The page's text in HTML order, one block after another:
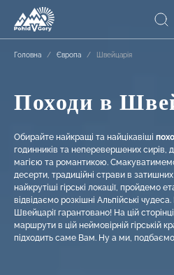
Головна / Європа / Швейцарія
Походи в
Обирайте найкращі та найцікавіші
годинників та неперевершених сирів,
магією та романтикою.
десерти, традиційні страви в
найкрутіші гірські локації, пройдемо
відвідаємо розкішні Альпійські
Швейцарії гарантовано! На цій
маршрути в цій неймовірній гірській
підходить саме Вам. Ну а ми,